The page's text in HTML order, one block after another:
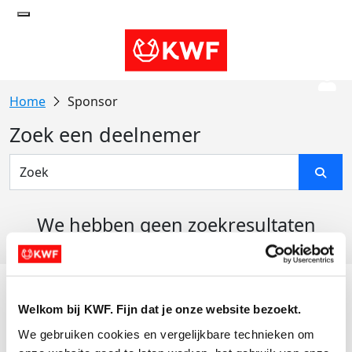
Welkom bij KWF. Fijn dat je onze website bezoekt.
We gebruiken cookies en vergelijkbare technieken om
Sponsor
Zoek een deelnemer
We hebben geen zoekresultaten
Actiematerialen
Evenementen